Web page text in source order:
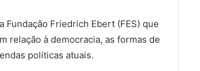
Friedrich Ebert (FES) que
relação à democracia, as formas de
políticas atuais.